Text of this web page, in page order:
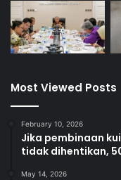
Most Viewed Posts
February 10, 2026
Jika pembinaan
tidak dihentikan,
May 14, 2026